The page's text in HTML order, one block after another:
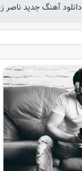
دانلود آهنگ جدید ناصر